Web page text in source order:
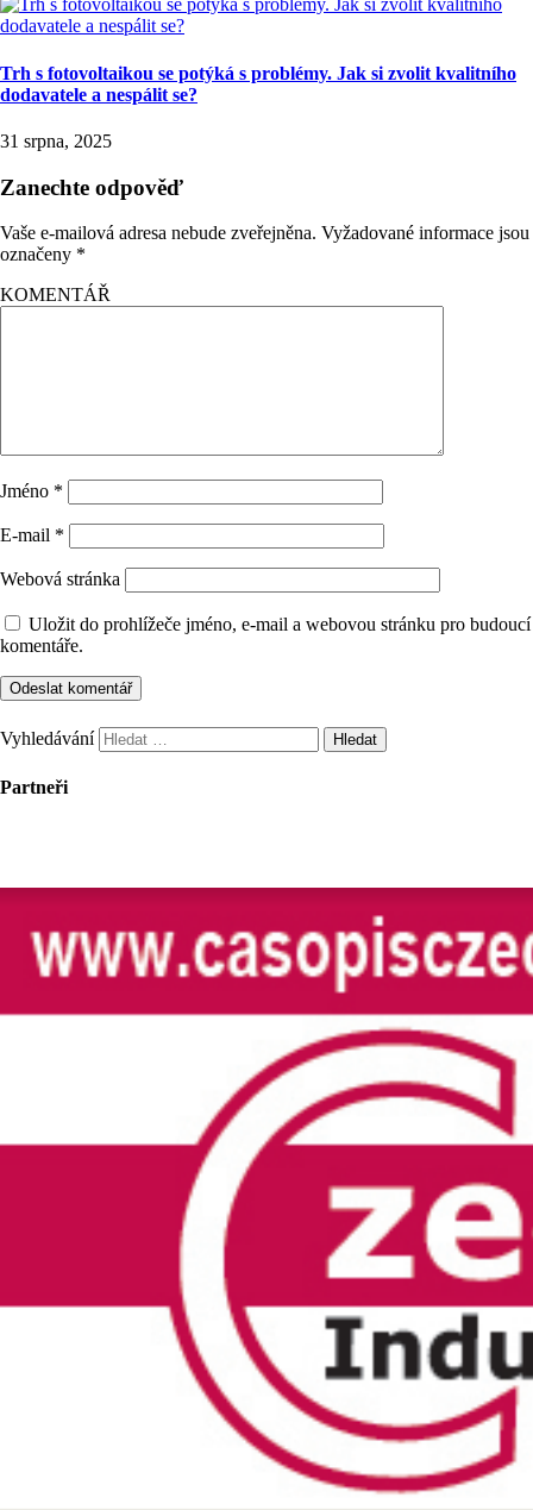
Trh s fotovoltaikou se potýká s problémy. Jak si zvolit kvalitního
dodavatele a nespálit se?
31 srpna, 2025
Zanechte odpověď
Vaše e-mailová adresa nebude zveřejněna. Vyžadované informace jsou
označeny *
KOMENTÁŘ
Jméno *
E-mail *
Webová stránka
Uložit do prohlížeče jméno, e-mail a webovou stránku pro budoucí
komentáře.
Vyhledávání
Partneři